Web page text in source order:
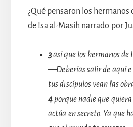
¿Qué pensaron los hermanos
de Isa al-Masih narrado por
3así que los hermanos de
—Deberías salir de aquí e
tus discípulos vean las
4porque nadie que quiera
actúa en secreto. Ya que